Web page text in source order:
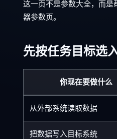
这一页不是参数大全，而是
器参数页。
先按任务目标选
你现在要做什么
从外部系统读取数据
把数据写入目标系统